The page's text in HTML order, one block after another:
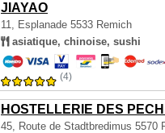
JIAYAO
11, Esplanade 5533 Remich
asiatique, chinoise, sushi
(4)
HOSTELLERIE DES
45, Route de Stadtbredimus 5570